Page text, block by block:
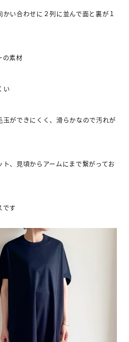
い合わせに２列に並んで面と裏が１
の素材
い
玉ができにくく、滑らかなので汚れが
、見頃からアームにまで繋がってお
です